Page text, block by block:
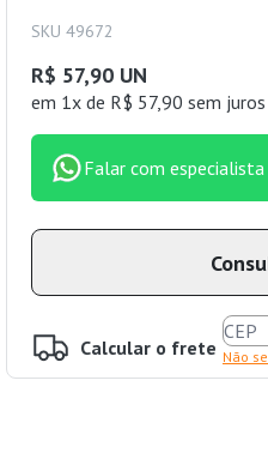
SKU 49672
R$ 57,90 UN
em 1x de R$ 57,90 sem juros
Falar com especialista
Calcular o frete Não